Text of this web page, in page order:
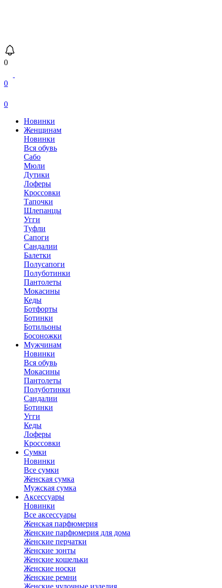
0
0
0
Новинки
Женщинам
Новинки
Вся обувь
Сабо
Мюли
Дутики
Лоферы
Кроссовки
Тапочки
Шлепанцы
Угги
Туфли
Сапоги
Сандалии
Балетки
Полусапоги
Полуботинки
Пантолеты
Мокасины
Кеды
Ботфорты
Ботинки
Ботильоны
Босоножки
Мужчинам
Новинки
Вся обувь
Мокасины
Пантолеты
Полуботинки
Сандалии
Ботинки
Угги
Кеды
Лоферы
Кроссовки
Сумки
Новинки
Все сумки
Женская сумка
Мужская сумка
Аксессуары
Новинки
Все аксессуары
Женская парфюмерия
Женские парфюмерия для дома
Женские перчатки
Женские зонты
Женские кошельки
Женские носки
Женские ремни
Женские чулочные изделия